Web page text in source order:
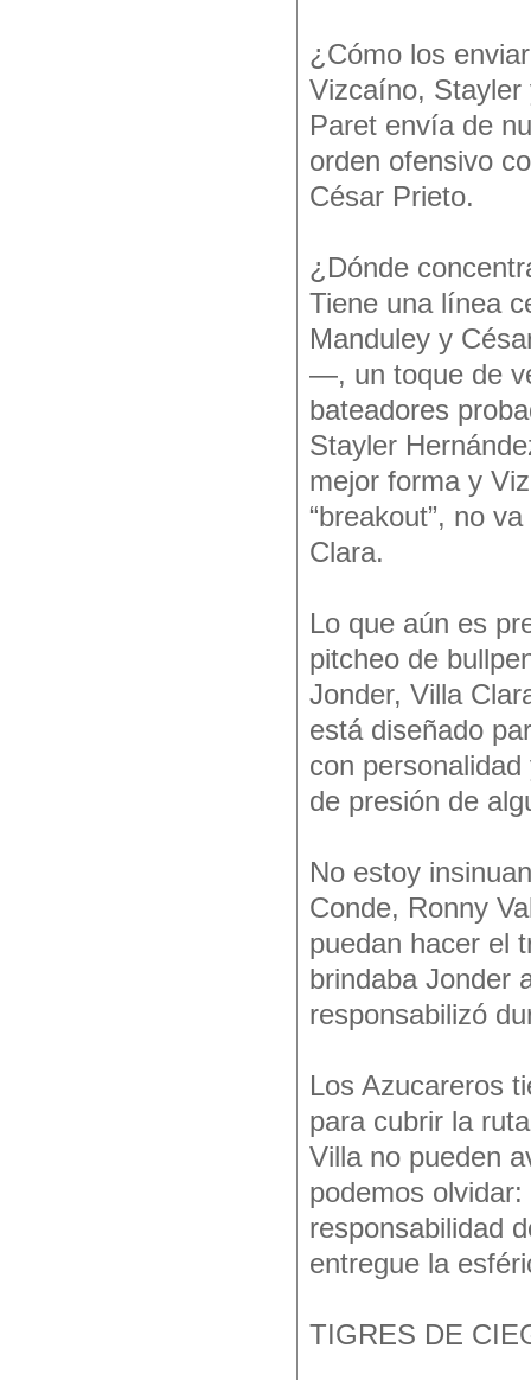
¿Cómo los
Vizcaíno, Stayler
Paret envía de
orden ofensivo
César Prieto.
¿Dónde
Tiene una línea
Manduley y
—, un toque de
bateadores
Stayler
mejor forma y
“breakout”, no
Clara.
Lo que aún es
pitcheo de
Jonder, Villa
está diseñado
con
de presión de
No estoy
Conde, Ronny
puedan hacer el
brindaba Jonder
responsabilizó
Los Azucareros
para cubrir la
Villa no pueden
podemos
responsabilidad
entregue la
TIGRES DE